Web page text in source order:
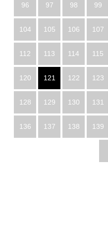
96 97 98 99
104 105 106 107
112 113 114 115
120 121 122 123
128 129 130 131
136 137 138 139